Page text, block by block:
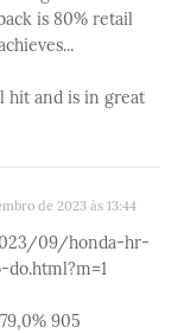
is 80% retail
hit and is in great
de 2023 às 13:44
09/honda-hr-
905